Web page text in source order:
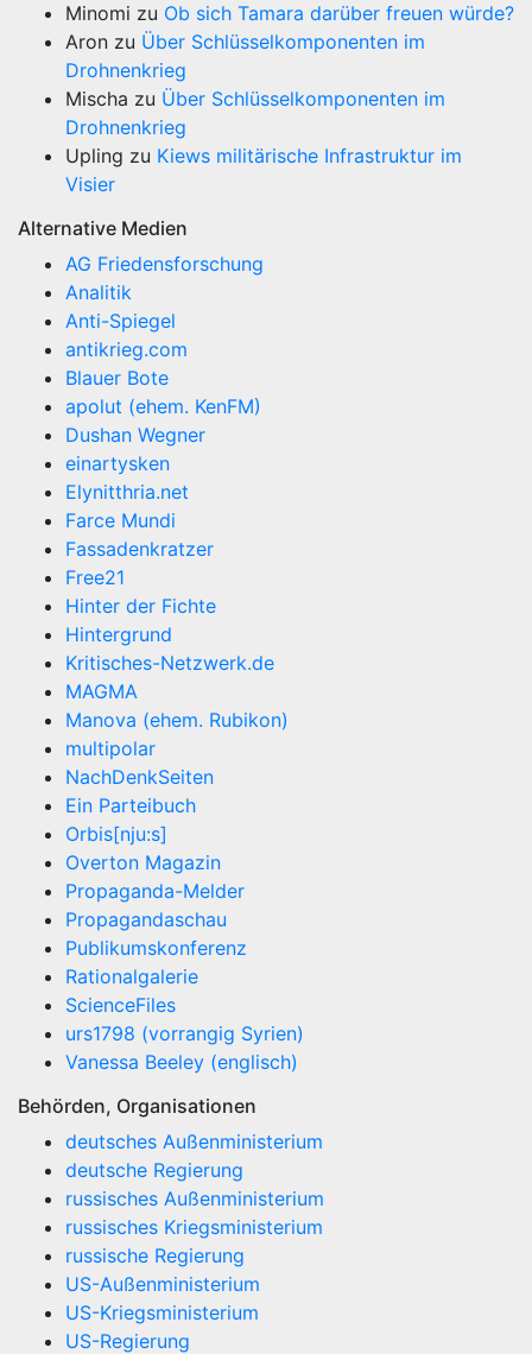
Minomi zu Ob sich Tamara darüber freuen würde?
Aron zu Über Schlüsselkomponenten im
Drohnenkrieg
Mischa zu Über Schlüsselkomponenten im
Drohnenkrieg
Upling zu Kiews militärische Infrastruktur im
Visier
Alternative Medien
AG Friedensforschung
Analitik
Anti-Spiegel
antikrieg.com
Blauer Bote
apolut (ehem. KenFM)
Dushan Wegner
einartysken
Elynitthria.net
Farce Mundi
Fassadenkratzer
Free21
Hinter der Fichte
Hintergrund
Kritisches-Netzwerk.de
MAGMA
Manova (ehem. Rubikon)
multipolar
NachDenkSeiten
Ein Parteibuch
Orbis[nju:s]
Overton Magazin
Propaganda-Melder
Propagandaschau
Publikumskonferenz
Rationalgalerie
ScienceFiles
urs1798 (vorrangig Syrien)
Vanessa Beeley (englisch)
Behörden, Organisationen
deutsches Außenministerium
deutsche Regierung
russisches Außenministerium
russisches Kriegsministerium
russische Regierung
US-Außenministerium
US-Kriegsministerium
US-Regierung